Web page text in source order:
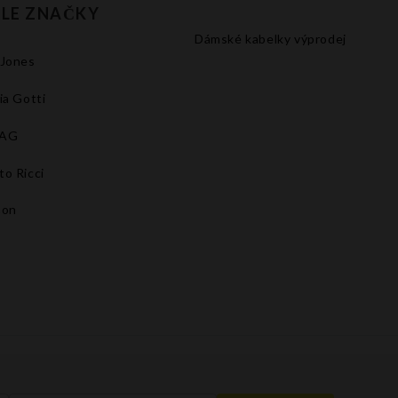
ZNAČKY
Gotti
Ricci
Dámské kabelky výprodej